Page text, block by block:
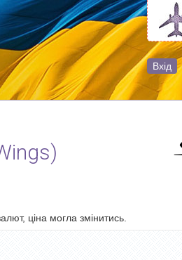
Вхід
ціна могла змінитись.